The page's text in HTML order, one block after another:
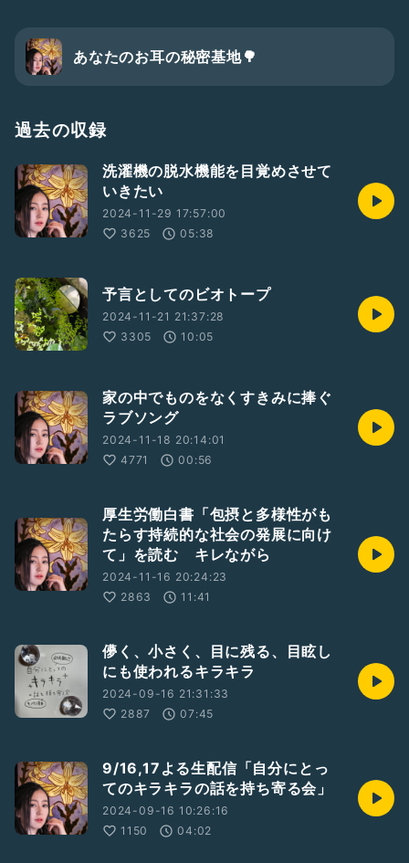
あなたのお耳の秘密基地🌳
過去の収録
洗濯機の脱水機能を目覚めさせて
いきたい
2024-11-29 17:57:00
3625
05:38
予言としてのビオトープ
2024-11-21 21:37:28
3305
10:05
家の中でものをなくすきみに捧ぐ
ラブソング
2024-11-18 20:14:01
4771
00:56
厚生労働白書「包摂と多様性がも
たらす持続的な社会の発展に向け
て」を読む キレながら
2024-11-16 20:24:23
2863
11:41
儚く、小さく、目に残る、目眩し
にも使われるキラキラ
2024-09-16 21:31:33
2887
07:45
9/16,17よる生配信「自分にとっ
てのキラキラの話を持ち寄る会」
2024-09-16 10:26:16
1150
04:02